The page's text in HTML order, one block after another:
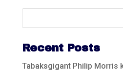
Recent Posts
Tabaksgigant Philip Morris